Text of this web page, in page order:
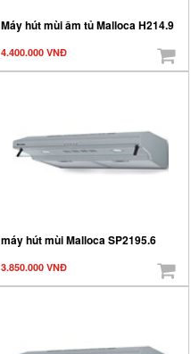
Máy hút mùi âm tủ Malloca H214.9
4.400.000 VNĐ
máy hút mùi Malloca SP2195.6
3.850.000 VNĐ